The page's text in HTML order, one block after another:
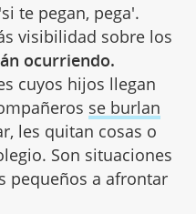
te pegan, pega'.
visibilidad sobre los
ocurriendo.
cuyos hijos llegan
se burlan
les quitan cosas o
Son situaciones
pequeños a afrontar